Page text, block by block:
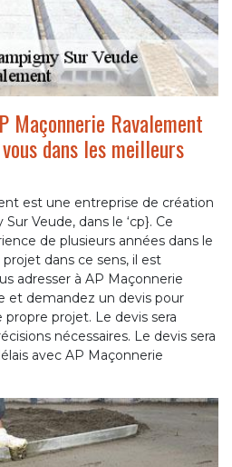
Maçonnerie Ravalement
dans les meilleurs
est une entreprise de création
Veude, dans le ‘cp}. Ce
de plusieurs années dans le
dans ce sens, il est
adresser à AP Maçonnerie
et demandez un devis pour
projet. Le devis sera
nécessaires. Le devis sera
avec AP Maçonnerie